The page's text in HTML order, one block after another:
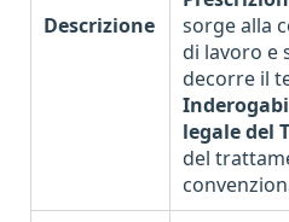
Descrizione
sorge alla
di lavoro e
decorre il
legale del
del